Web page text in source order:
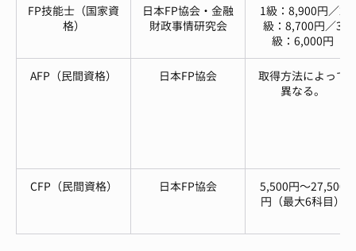
FP技能士（国家資
格）
日本FP協会・金融
財政事情研究会
1級：8,900円／2
級：8,700円／3
級：6,000円
AFP（民間資格） 日本FP協会
取得方法によって
異なる。
CFP（民間資格） 日本FP協会
5,500円～27,500
円（最大6科目）